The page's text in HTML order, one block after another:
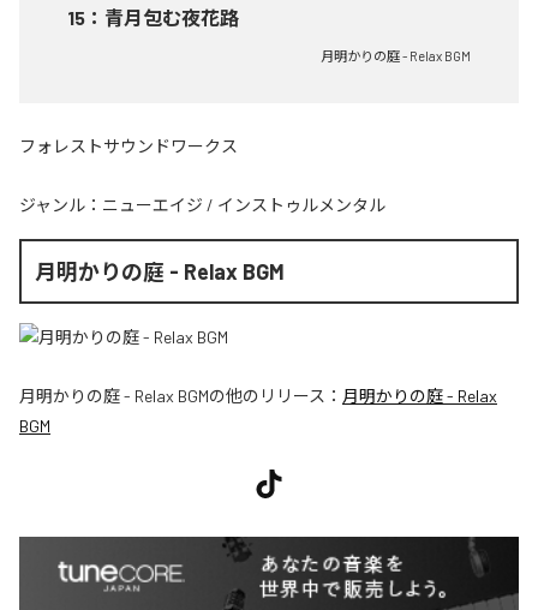
15 ： 青月包む夜花路
月明かりの庭 - Relax BGM
フォレストサウンドワークス
ジャンル： ニューエイジ / インストゥルメンタル
月明かりの庭 - Relax BGM
月明かりの庭 - Relax BGMの他のリリース： 月明かりの庭 - Relax
BGM